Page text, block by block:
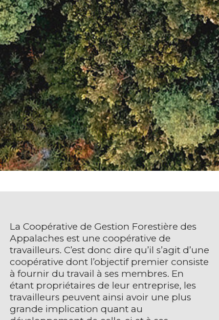
La Coopérative de Gestion Forestière des
Appalaches est une coopérative de
travailleurs. C’est donc dire qu’il s’agit d’une
coopérative dont l’objectif premier consiste
à fournir du travail à ses membres. En
étant propriétaires de leur entreprise, les
travailleurs peuvent ainsi avoir une plus
grande implication quant au